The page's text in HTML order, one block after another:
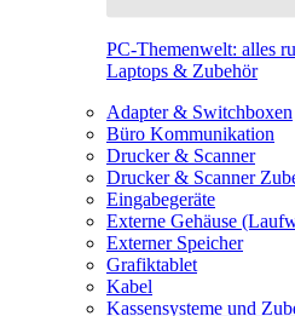
PC-Themenwelt: alles
Laptops & Zubehör
Adapter & Switchboxen
Büro Kommunikation
Drucker & Scanner
Drucker & Scanner
Eingabegeräte
Externe Gehäuse
Externer Speicher
Grafiktablet
Kabel
Kassensysteme und